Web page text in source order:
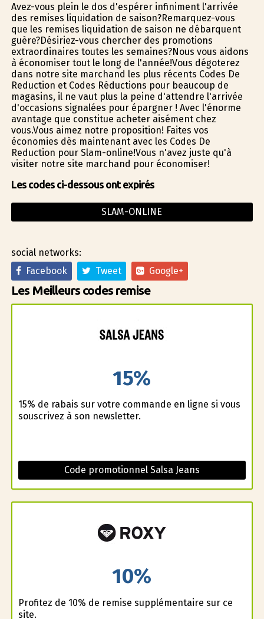
Avez-vous plein le dos d'espérer infiniment l'arrivée
des remises liquidation de saison?Remarquez-vous
que les remises liquidation de saison ne débarquent
guère?Désiriez-vous chercher des promotions
extraordinaires toutes les semaines?Nous vous aidons
à économiser tout le long de l'année!Vous dégoterez
dans notre site marchand les plus récents Codes De
Reduction et Codes Réductions pour beaucoup de
magasins, il ne vaut plus la peine d'attendre l'arrivée
d'occasions signalées pour épargner ! Avec l'énorme
avantage que constitue acheter aisément chez
vous.Vous aimez notre proposition! Faites vos
économies dès maintenant avec les Codes De
Reduction pour Slam-online!Vous n'avez juste qu'à
visiter notre site marchand pour économiser!
Les codes ci-dessous ont expirés
SLAM-ONLINE
social networks:
Facebook
Tweet Google+
Les Meilleurs codes remise
15%
15% de rabais sur votre commande en ligne si vous
souscrivez à son newsletter.
Code promotionnel Salsa Jeans
10%
Profitez de 10% de remise supplémentaire sur ce
site.